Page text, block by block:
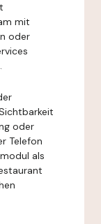
mit
oder
oder
Telefon
als